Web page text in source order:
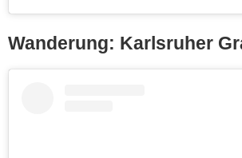
Wanderung: Karlsruher